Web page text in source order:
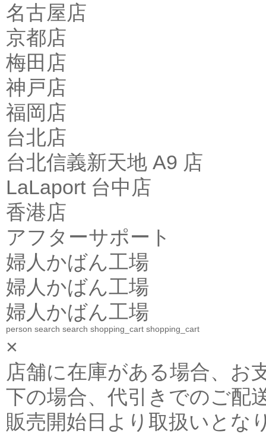
名古屋店
京都店
梅田店
神戸店
福岡店
台北店
台北信義新天地 A9 店
LaLaport 台中店
香港店
アフターサポート
婦人かばん工場
婦人かばん工場
婦人かばん工場
person search search shopping_cart shopping_cart
×
店舗に在庫がある場合、お
下の場合、代引きでのご配
販売開始日より取扱いとな